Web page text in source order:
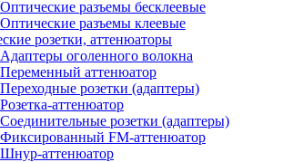
разъемы бесклеевые
разъемы клеевые
розетки, аттенюаторы
оголенного волокна
аттенюатор
розетки (адаптеры)
аттенюатор
розетки (адаптеры)
FM-аттенюатор
аттенюатор